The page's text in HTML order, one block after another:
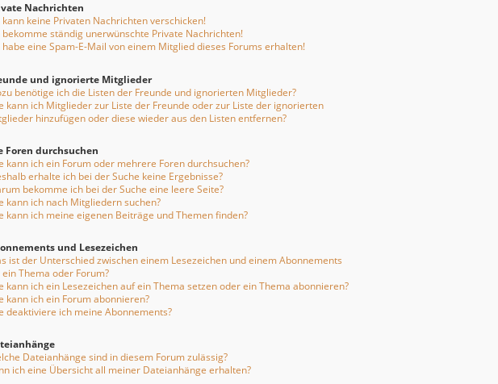
Nachrichten
kann keine Privaten Nachrichten verschicken!
bekomme ständig unerwünschte Private Nachrichten!
habe eine Spam-E-Mail von einem Mitglied dieses Forums erhalten!
und ignorierte Mitglieder
benötige ich die Listen der Freunde und ignorierten Mitglieder?
kann ich Mitglieder zur Liste der Freunde oder zur Liste der ignorierten
hinzufügen oder diese wieder aus den Listen entfernen?
Foren durchsuchen
kann ich ein Forum oder mehrere Foren durchsuchen?
erhalte ich bei der Suche keine Ergebnisse?
bekomme ich bei der Suche eine leere Seite?
kann ich nach Mitgliedern suchen?
kann ich meine eigenen Beiträge und Themen finden?
und Lesezeichen
ist der Unterschied zwischen einem Lesezeichen und einem Abonnements
Thema oder Forum?
kann ich ein Lesezeichen auf ein Thema setzen oder ein Thema abonnieren?
kann ich ein Forum abonnieren?
deaktiviere ich meine Abonnements?
Dateianhänge sind in diesem Forum zulässig?
ich eine Übersicht all meiner Dateianhänge erhalten?